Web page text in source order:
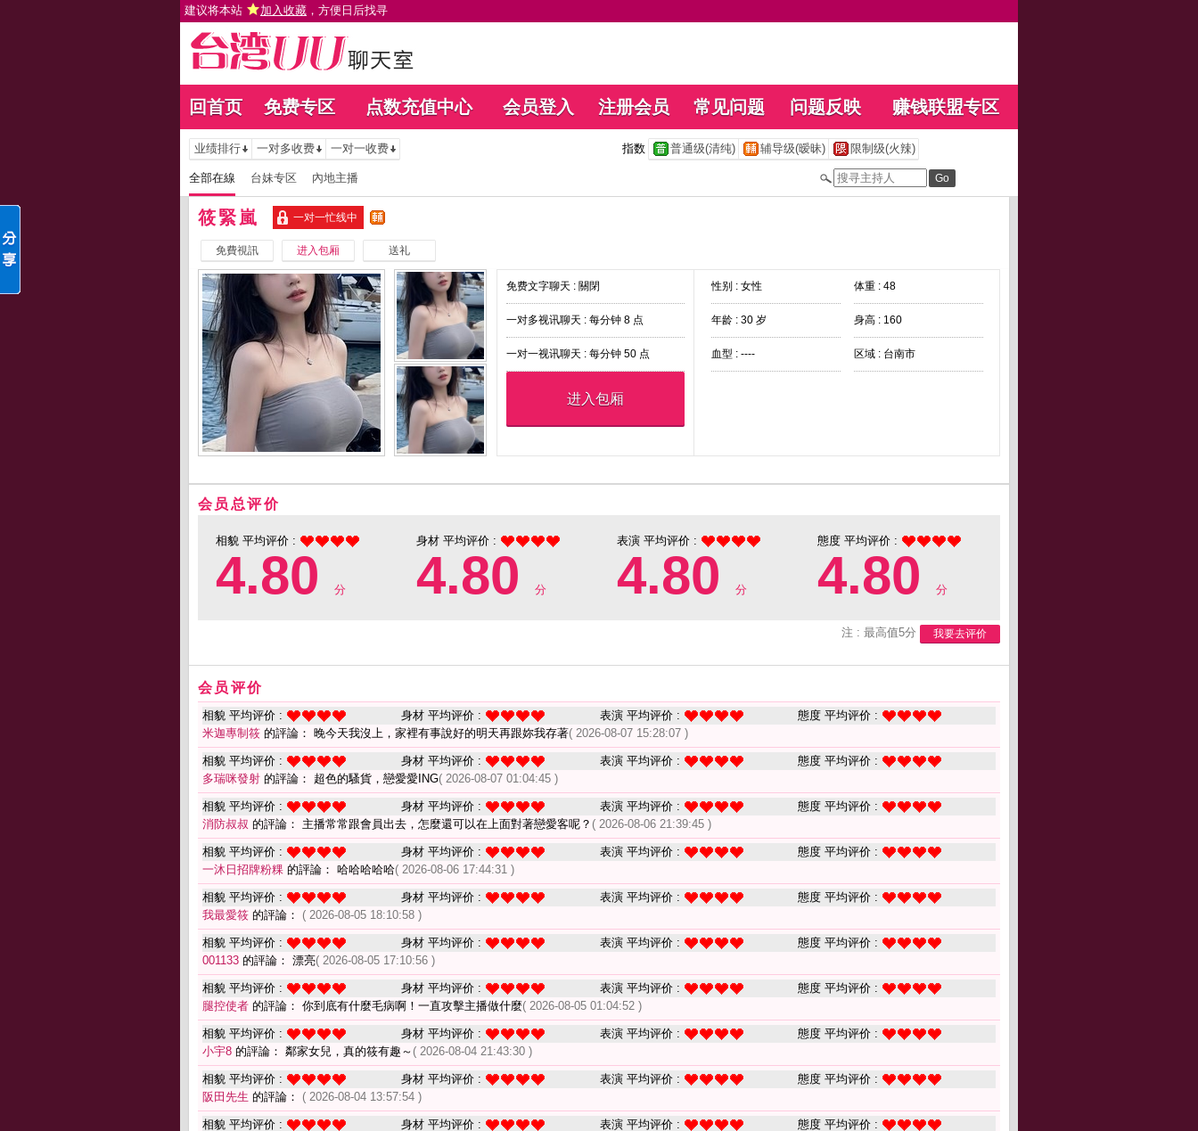
建议将本站 加入收藏 ，方便日后找寻
回首页 免费专区 点数充值中心 会员登入 注册会员 常见问题 问题反映 赚钱联盟专区
业绩排行 一对多收费 一对一收费 指数 普通级(清纯) 辅导级(暧昧) 限制级(火辣)
全部在線 台妹专区 內地主播
筱緊嵐 一对一忙线中
免費視訊 进入包厢 送礼
免费文字聊天 : 關閉
一对多视讯聊天 : 每分钟 8 点
一对一视讯聊天 : 每分钟 50 点
进入包厢
性别 : 女性 体重 : 48
年龄 : 30 岁 身高 : 160
血型 : ---- 区域 : 台南市
会员总评价
相貌 平均评价 :
4.80 分
身材 平均评价 :
4.80 分
表演 平均评价 :
4.80 分
態度 平均评价 :
4.80 分
注 : 最高值5分 我要去评价
会员评价
相貌 平均评价 : 身材 平均评价 : 表演 平均评价 :
態度 平均评价 :
米迦專制筱 的評論： 晚今天我沒上，家裡有事說好的明天再跟妳我存著( 2026-08-07 15:28:07 )
相貌 平均评价 : 身材 平均评价 : 表演 平均评价 :
態度 平均评价 :
多瑞咪發射 的評論： 超色的騷貨，戀愛愛ING( 2026-08-07 01:04:45 )
相貌 平均评价 : 身材 平均评价 : 表演 平均评价 :
態度 平均评价 :
消防叔叔 的評論： 主播常常跟會員出去，怎麼還可以在上面對著戀愛客呢？ ( 2026-08-06 21:39:45 )
相貌 平均评价 : 身材 平均评价 : 表演 平均评价 :
態度 平均评价 :
一沐日招牌粉粿 的評論： 哈哈哈哈哈( 2026-08-06 17:44:31 )
相貌 平均评价 : 身材 平均评价 : 表演 平均评价 :
態度 平均评价 :
我最愛筱 的評論： ( 2026-08-05 18:10:58 )
相貌 平均评价 : 身材 平均评价 : 表演 平均评价 :
態度 平均评价 :
001133 的評論： 漂亮( 2026-08-05 17:10:56 )
相貌 平均评价 : 身材 平均评价 : 表演 平均评价 :
態度 平均评价 :
腿控使者 的評論： 你到底有什麼毛病啊！一直攻擊主播做什麼( 2026-08-05 01:04:52 )
相貌 平均评价 : 身材 平均评价 : 表演 平均评价 :
態度 平均评价 :
小宇8 的評論： 鄰家女兒，真的筱有趣～ ( 2026-08-04 21:43:30 )
相貌 平均评价 : 身材 平均评价 : 表演 平均评价 :
態度 平均评价 :
阪田先生 的評論： ( 2026-08-04 13:57:54 )
相貌 平均评价 : 身材 平均评价 : 表演 平均评价 :
態度 平均评价 :